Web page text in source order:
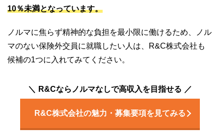
10％未満となっています。
ノルマに焦らず精神的な負担を最小限に働けるため、ノル
マのない保険外交員に就職したい人は、R&C株式会社も
候補の1つに入れてみてください。
R&Cならノルマなしで高収入を目指せる
R&C株式会社の魅力・募集要項を見てみる